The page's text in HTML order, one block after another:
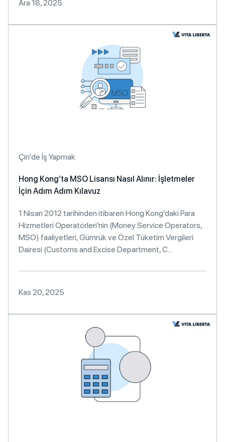
Ara 18, 2025
Çin'de İş Yapmak
Hong Kong’ta MSO Lisansı Nasıl Alınır: İşletmeler
İçin Adım Adım Kılavuz
1 Nisan 2012 tarihinden itibaren Hong Kong’daki Para
Hizmetleri Operatörleri’nin (Money Service Operators,
MSO) faaliyetleri, Gümrük ve Özel Tüketim Vergileri
Dairesi (Customs and Excise Department, C...
Kas 20, 2025